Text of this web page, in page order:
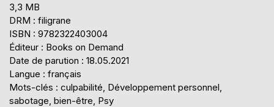
3,3 MB
DRM : filigrane
ISBN : 9782322403004
Éditeur : Books on Demand
Date de parution : 18.05.2021
Langue : français
Mots-clés : culpabilité, Développement personnel,
sabotage, bien-être, Psy